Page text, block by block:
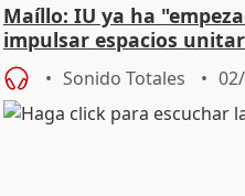
Maíllo: IU ya ha
impulsar espacios
Sonido Totales